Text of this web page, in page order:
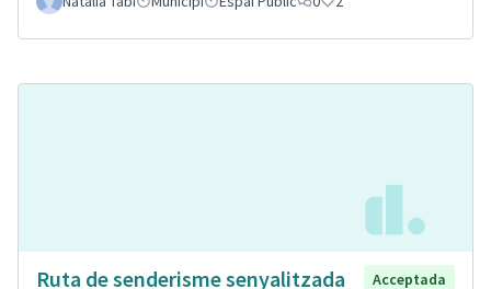
Ruta de senderisme senyalitzada
Acceptada